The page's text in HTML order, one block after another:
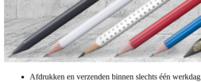
Afdrukken en verzenden binnen slechts één werkdag